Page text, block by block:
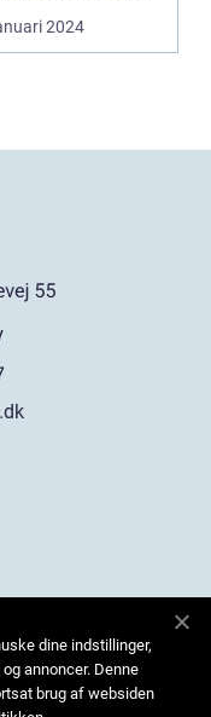
den
normen...
2024
dine indstillinger,
annoncer. Denne
brug af websiden